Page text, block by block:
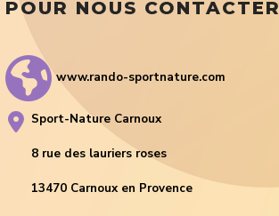
POUR NOUS CONTACTER
www.rando-sportnature.com
Sport-Nature Carnoux
8 rue des lauriers roses
13470 Carnoux en Provence